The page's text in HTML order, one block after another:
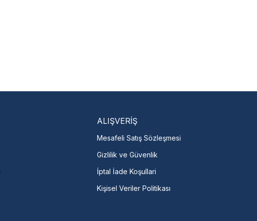
ALIŞVERİŞ
Mesafeli Satış Sözleşmesi
Gizlilik ve Güvenlik
İptal İade Koşullari
Kişisel Veriler Politikası